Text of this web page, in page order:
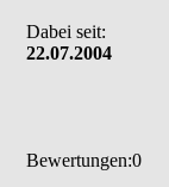
Dabei seit:
22.07.2004
Bewertungen:0